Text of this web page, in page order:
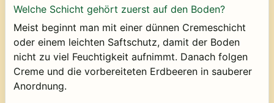
Welche Schicht gehört zuerst auf den Boden?
Meist beginnt man mit einer dünnen Cremeschicht
oder einem leichten Saftschutz, damit der Boden
nicht zu viel Feuchtigkeit aufnimmt. Danach folgen
Creme und die vorbereiteten Erdbeeren in sauberer
Anordnung.